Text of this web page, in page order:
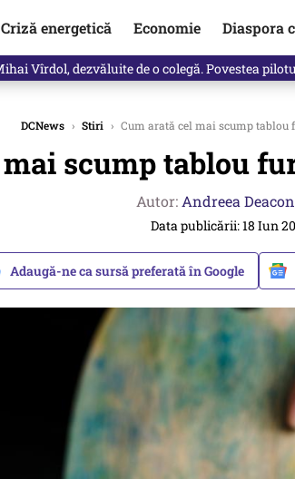
Criză energetică Economie Diaspora
Vîrdol, dezvăluite de o colegă. Povestea
DCNews › Stiri › Cum arată cel mai scump
scump tablou
Autor: Andreea
Data publicării: 18 Iun
Adaugă-ne ca sursă preferată în Google